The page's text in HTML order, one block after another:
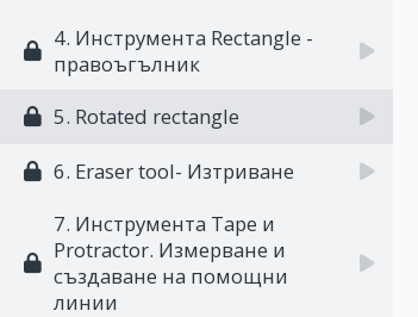
4. Инструмента Rectangle -
правоъгълник
5. Rotated rectangle
6. Eraser tool- Изтриване
7. Инструмента Tape и
Protractor. Измерване и
създаване на помощни
линии